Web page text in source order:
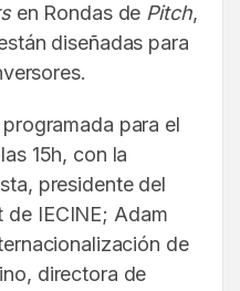
en Rondas de Pitch,
diseñadas para
programada para el
15h, con la
presidente del
IECINE; Adam
de
directora de